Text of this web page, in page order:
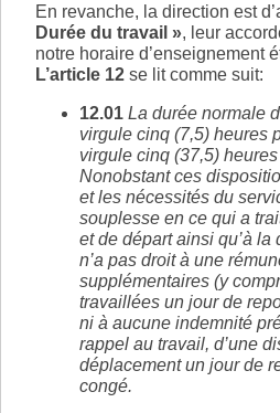
En revanche, la direction est
Durée du travail », leur
notre horaire d’enseignement
L’article 12 se lit comme suit:
12.01 La durée normale
virgule cinq (7,5) heures
virgule cinq (37,5)
Nonobstant ces
et les nécessités du
souplesse en ce qui a
et de départ ainsi qu’à la
n’a pas droit à une
supplémentaires (y
travaillées un jour de
ni à aucune indemnité
rappel au travail, d’une
déplacement un jour de
congé.